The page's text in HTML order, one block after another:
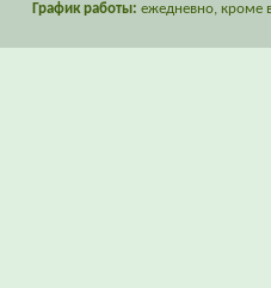
График работы: ежедневно, кроме